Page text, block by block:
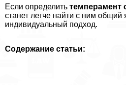
Если определить темперамент
станет легче найти с ним общий
индивидуальный подход.
Содержание статьи: